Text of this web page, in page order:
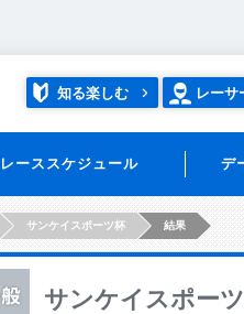
知る楽しむ レーサ
レーススケジュール デ
サンケイスポーツ杯 結果
サンケイスポー